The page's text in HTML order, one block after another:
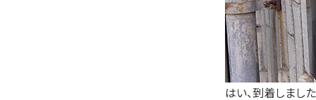
はい、到着しました